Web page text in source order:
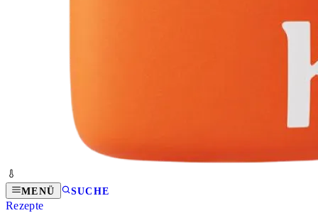
MENÜ SUCHE
Rezepte